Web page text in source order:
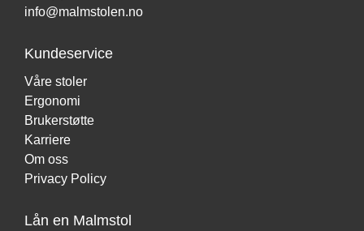
info@malmstolen.no
Kundeservice
Våre stoler
Ergonomi
Brukerstøtte
Karriere
Om oss
Privacy Policy
Lån en Malmstol